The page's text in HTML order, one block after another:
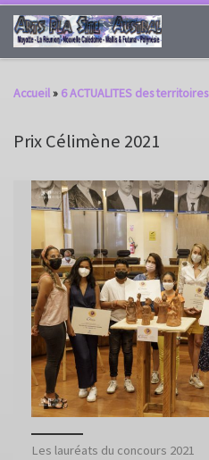
Passer au contenu
Accueil» 6 ACTUALITES des territoires
Prix Célimène 2021
Les lauréats du concours 2021